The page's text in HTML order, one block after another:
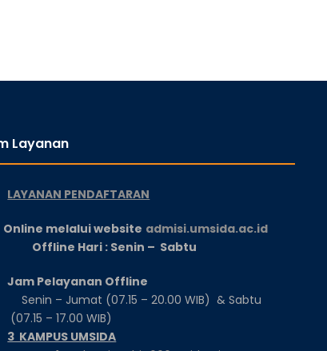
Layanan
LAYANAN PENDAFTARAN
melalui website admisi.umsida.ac.id
Offline Hari : Senin – Sabtu
Jam Pelayanan Offline
Senin – Jumat (07.15 – 20.00 WIB) & Sabtu
(07.15 – 17.00 WIB)
3 KAMPUS UMSIDA